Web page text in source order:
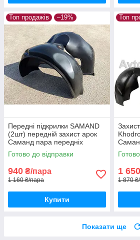
Топ продажів –19%
Передні підкрилки SAMAND
(2шт) передній захист арок
Саманд пара передніх
Готово до відправки
940 ₴/пара
1 160 ₴/пара
Купити
Топ
1 650
1 870
Показати ще